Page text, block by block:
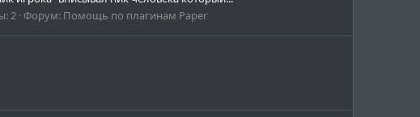
2 Форум: Помощь по плагинам Paper